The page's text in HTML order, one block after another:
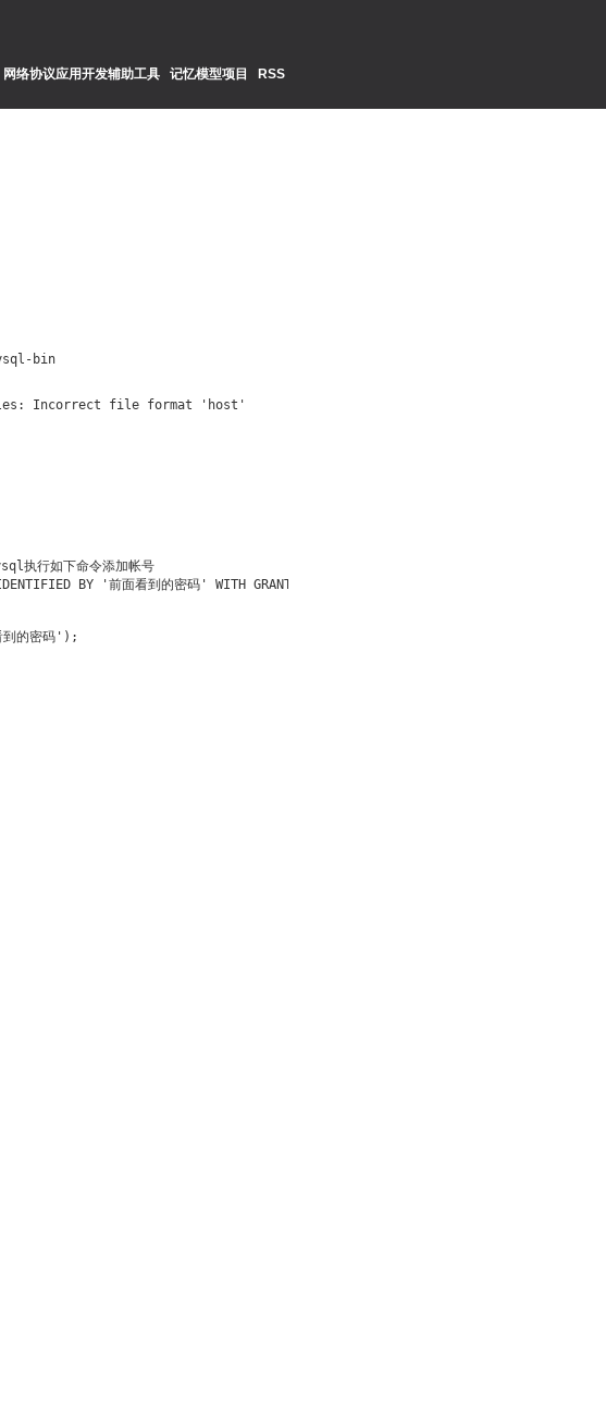
网络协议应用开发辅助工具 记忆模型项目 RSS
bin
Incorrect file format 'host'
行如下命令添加帐号
BY '前面看到的密码' WITH GRANT OPTION;
到的密码');